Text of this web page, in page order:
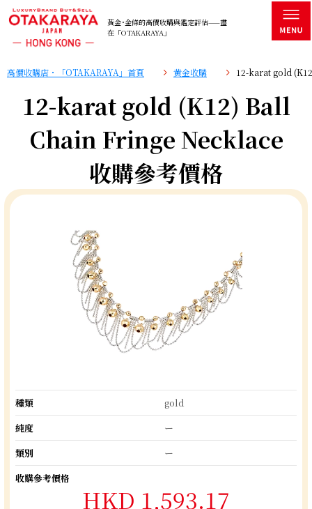
黃金･金條的高價收購與鑑定評估——盡
在「OTAKARAYA」
高價收購店・「OTAKARAYA」首頁 黄金收購 12-karat gold
12-karat gold (K12) Ball
Chain Fringe Necklace
收購參考價格
種類
gold
純度
ー
類別
ー
收購參考價格
HKD 1,593.17